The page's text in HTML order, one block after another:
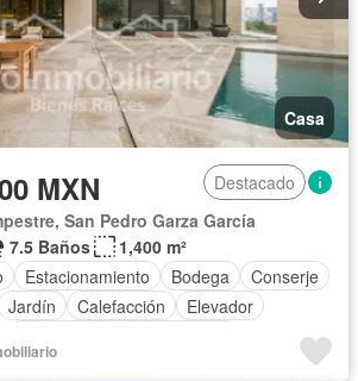
Casa
MXN
Destacado
San Pedro Garza García
7.5 Baños
1,400 m²
Estacionamiento Bodega
Conserje
Jardín Calefacción
Elevador